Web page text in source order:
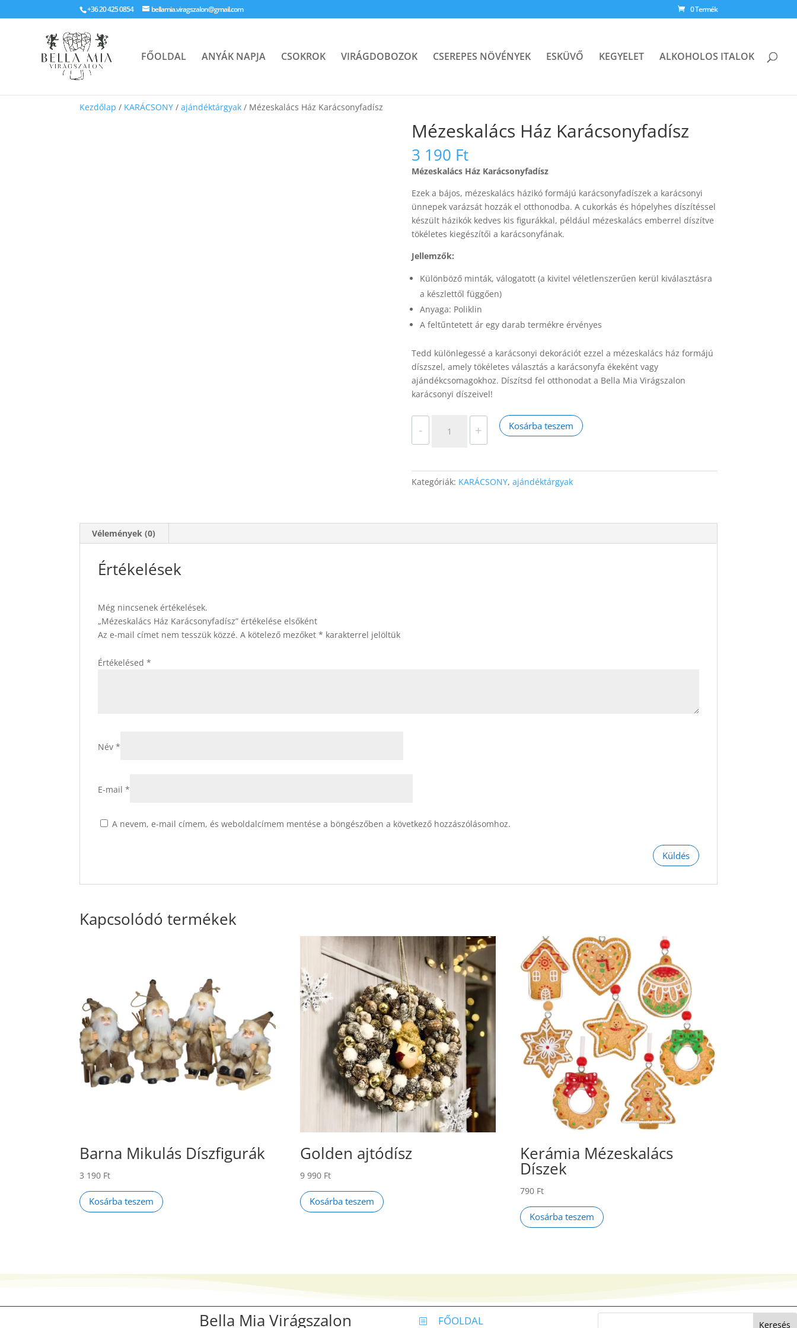
+36 20 425 0854 bellamia.viragszalon@gmail.com 0 Termék
FŐOLDAL ANYÁK NAPJA CSOKROK VIRÁGDOBOZOK CSEREPES NÖVÉNYEK ESKÜVŐ KEGYELET ALKOHOLOS ITALOK
Kezdőlap / KARÁCSONY /ajándéktárgyak / Mézeskalács Ház Karácsonyfadísz
Mézeskalács Ház Karácsonyfadísz
3 190 Ft
Mézeskalács Ház Karácsonyfadísz
Ezek a bájos, mézeskalács házikó formájú karácsonyfadíszek a karácsonyi
ünnepek varázsát hozzák el otthonodba. A cukorkás és hópelyhes díszítéssel
készült házikók kedves kis figurákkal, például mézeskalács emberrel díszítve
tökéletes kiegészítői a karácsonyfának.
Jellemzők:
Különböző minták, válogatott (a kivitel véletlenszerűen kerül kiválasztásra
a készlettől függően)
Anyaga: Poliklin
A feltűntetett ár egy darab termékre érvényes
Tedd különlegessé a karácsonyi dekorációt ezzel a mézeskalács ház formájú
díszszel, amely tökéletes választás a karácsonyfa ékeként vagy
ajándékcsomagokhoz. Díszítsd fel otthonodat a Bella Mia Virágszalon
karácsonyi díszeivel!
-
Karácsonyfadísz
+ Kosárba teszem
Kategóriák: KARÁCSONY, ajándéktárgyak
Vélemények (0)
Értékelések
Még nincsenek értékelések.
„Mézeskalács Ház Karácsonyfadísz” értékelése elsőként
Az e-mail címet nem tesszük közzé. A kötelező mezőket* karakterrel jelöltük
Értékelésed*
Név*
E-mail*
A nevem, e-mail címem, és weboldalcímem mentése a böngészőben a következő hozzászólásomhoz.
Kapcsolódó termékek
Barna Mikulás Díszfigurák
3 190 Ft
Kosárba teszem
Golden ajtódísz
9 990 Ft
Kosárba teszem
Kerámia Mézeskalács
Díszek
790 Ft
Kosárba teszem
Bella Mia Virágszalon b FŐOLDAL